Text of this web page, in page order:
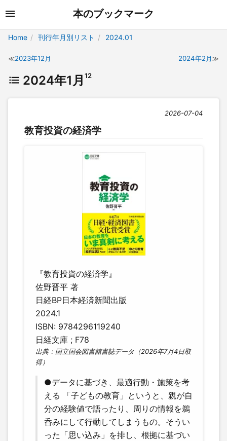
本のブックマーク
Home 刊行年月別リスト 2024.01
2023年12月 2024年2月
2024年1月 12
2026-07-04
教育投資の経済学
『教育投資の経済学』
佐野晋平 著
日経BP日本経済新聞出版
2024.1
ISBN: 9784296119240
日経文庫 ; F78
出典：国立国会図書館書誌データ（2026年7月4日取
得）
●データに基づき、最適行動・施策を考
える 「子どもの教育」というと、親が自
分の経験値で語ったり、周りの情報を鵜
呑みにして行動してしまうもの。そうい
った「思い込み」を排し、根拠に基づい